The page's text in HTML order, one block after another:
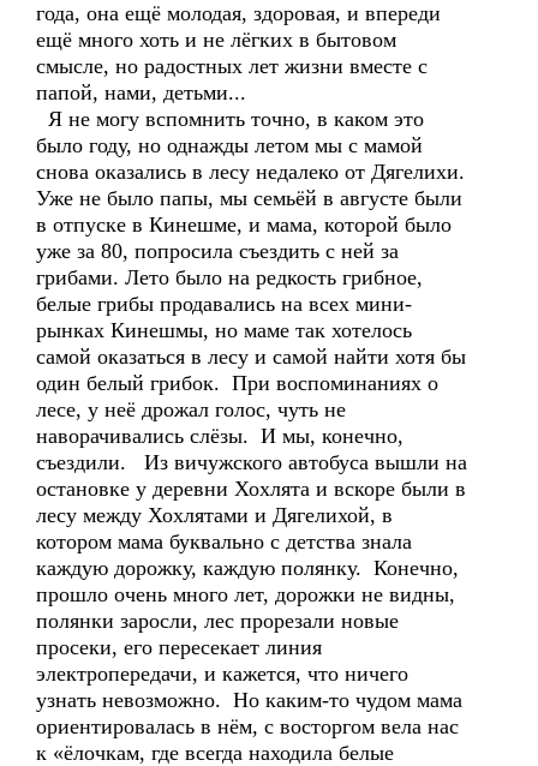
года, она ещё молодая, здоровая, и впереди
ещё много хоть и не лёгких в бытовом
смысле, но радостных лет жизни вместе с
папой, нами, детьми...
Я не могу вспомнить точно, в каком это
было году, но однажды летом мы с мамой
снова оказались в лесу недалеко от Дягелихи.
Уже не было папы, мы семьёй в августе были
в отпуске в Кинешме, и мама, которой было
уже за 80, попросила съездить с ней за
грибами. Лето было на редкость грибное,
белые грибы продавались на всех мини-
рынках Кинешмы, но маме так хотелось
самой оказаться в лесу и самой найти хотя бы
один белый грибок. При воспоминаниях о
лесе, у неё дрожал голос, чуть не
наворачивались слёзы. И мы, конечно,
съездили. Из вичужского автобуса вышли на
остановке у деревни Хохлята и вскоре были в
лесу между Хохлятами и Дягелихой, в
котором мама буквально с детства знала
каждую дорожку, каждую полянку. Конечно,
прошло очень много лет, дорожки не видны,
полянки заросли, лес прорезали новые
просеки, его пересекает линия
электропередачи, и кажется, что ничего
узнать невозможно. Но каким-то чудом мама
ориентировалась в нём, с восторгом вела нас
к «ёлочкам, где всегда находила белые